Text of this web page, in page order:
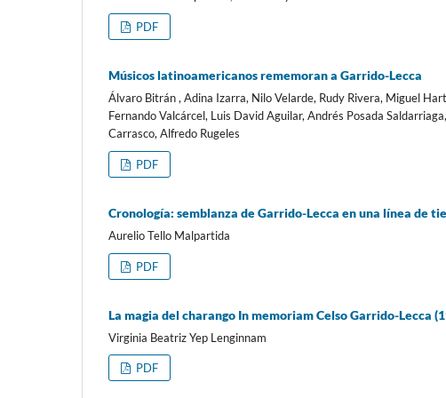
PDF
Músicos latinoamericanos rememoran a Garrido-Lecca
Álvaro Bitrán , Adina Izarra, Nilo Velarde, Rudy Rivera, Miguel
Fernando Valcárcel, Luis David Aguilar, Andrés Posada
Carrasco, Alfredo Rugeles
PDF
Cronología: semblanza de Garrido-Lecca en una línea de
Aurelio Tello Malpartida
PDF
La magia del charango In memoriam Celso Garrido-Lecca
Virginia Beatriz Yep Lenginnam
PDF